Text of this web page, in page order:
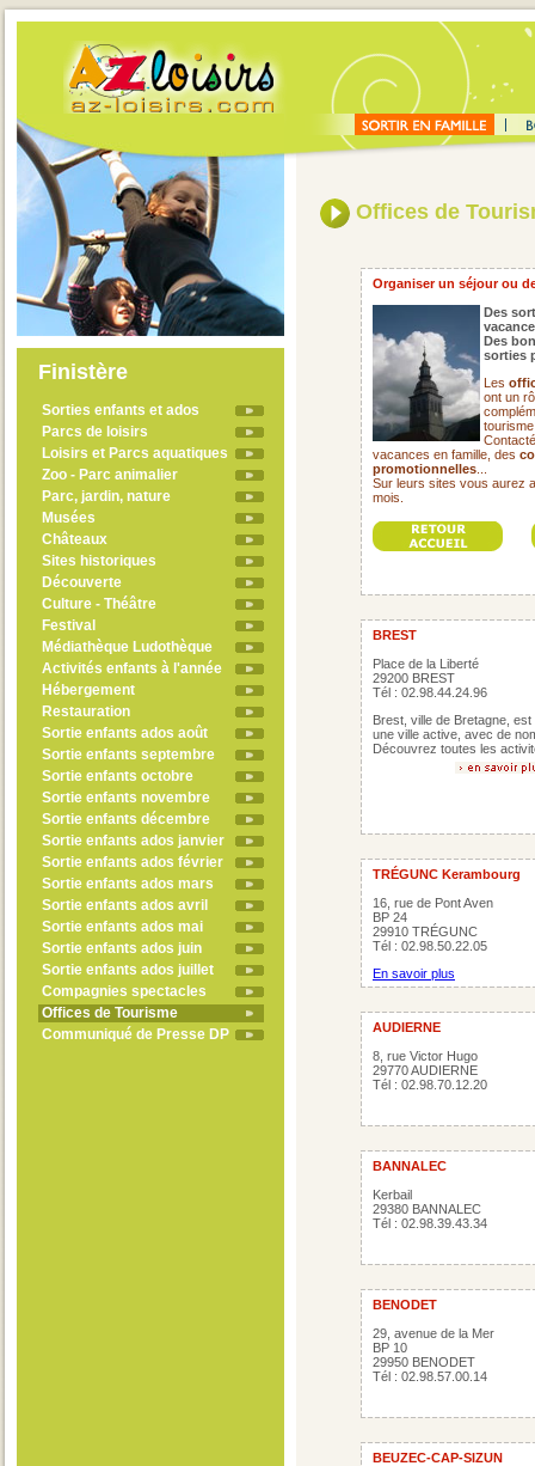
Finistère
Sorties enfants et ados
Parcs de loisirs
Loisirs et Parcs aquatiques
Zoo - Parc animalier
Parc, jardin, nature
Musées
Châteaux
Sites historiques
Découverte
Culture - Théâtre
Festival
Médiathèque Ludothèque
Activités enfants à l'année
Hébergement
Restauration
Sortie enfants ados août
Sortie enfants septembre
Sortie enfants octobre
Sortie enfants novembre
Sortie enfants décembre
Sortie enfants ados janvier
Sortie enfants ados février
Sortie enfants ados mars
Sortie enfants ados avril
Sortie enfants ados mai
Sortie enfants ados juin
Sortie enfants ados juillet
Compagnies spectacles
Offices de Tourisme
Communiqué de Presse DP
Offices de
Organiser un séjour ou
Des
Des
sorties
Les
ont un
vacances en famille, des
promotionnelles
Sur leurs sites vous aurez
mois.
BREST
Place de la Liberté
29200 BREST
Tél : 02.98.44.24.96
Brest, ville de Bretagne,
une ville active, avec de
Découvrez toutes les
TRÉGUNC Kerambourg
16, rue de Pont Aven
BP 24
29910 TRÉGUNC
Tél : 02.98.50.22.05
En savoir plus
AUDIERNE
8, rue Victor Hugo
29770 AUDIERNE
Tél : 02.98.70.12.20
BANNALEC
Kerbail
29380 BANNALEC
Tél : 02.98.39.43.34
BENODET
29, avenue de la Mer
BP 10
29950 BENODET
Tél : 02.98.57.00.14
BEUZEC-CAP-SIZUN